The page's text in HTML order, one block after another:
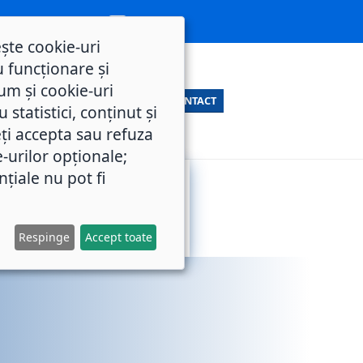
CONTACT
cookie-uri
funcționare și
și cookie-uri
statistici, conținut și
accepta sau refuza
urilor opționale;
nu pot fi
Respinge Accept toate